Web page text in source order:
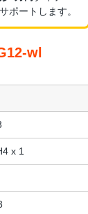
ポートします。
wl
x 1